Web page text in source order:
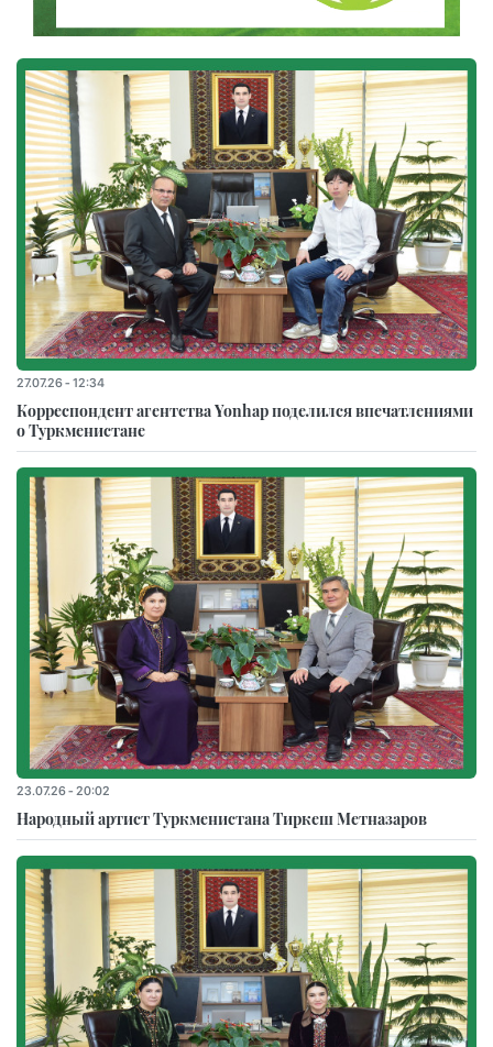
27.07.26 - 12:34
Корреспондент агентства Yonhap поделился впечатлениями
о Туркменистане
23.07.26 - 20:02
Народный артист Туркменистана Тиркеш Мeтназаров